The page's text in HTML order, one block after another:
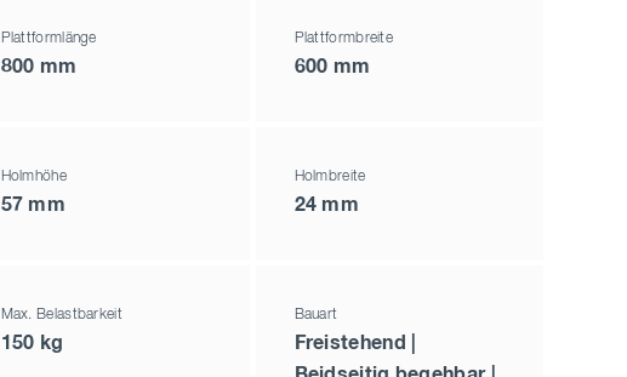
Plattformlänge
800 mm
Plattformbreite
600 mm
Holmhöhe
57 mm
Holmbreite
24 mm
Max. Belastbarkeit
150 kg
Bauart
Freistehend |